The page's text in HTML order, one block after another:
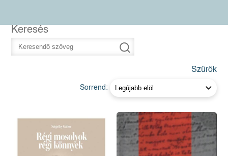
Keresés
Szűrők
Sorrend: